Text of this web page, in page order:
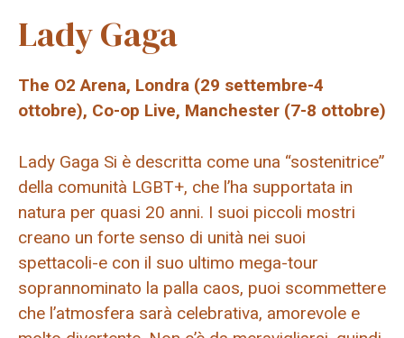
Lady Gaga
The O2 Arena, Londra (29 settembre-4
ottobre), Co-op Live, Manchester (7-8 ottobre)
Lady Gaga Si è descritta come una “sostenitrice”
della comunità LGBT+, che l’ha supportata in
natura per quasi 20 anni. I suoi piccoli mostri
creano un forte senso di unità nei suoi
spettacoli-e con il suo ultimo mega-tour
soprannominato la palla caos, puoi scommettere
che l’atmosfera sarà celebrativa, amorevole e